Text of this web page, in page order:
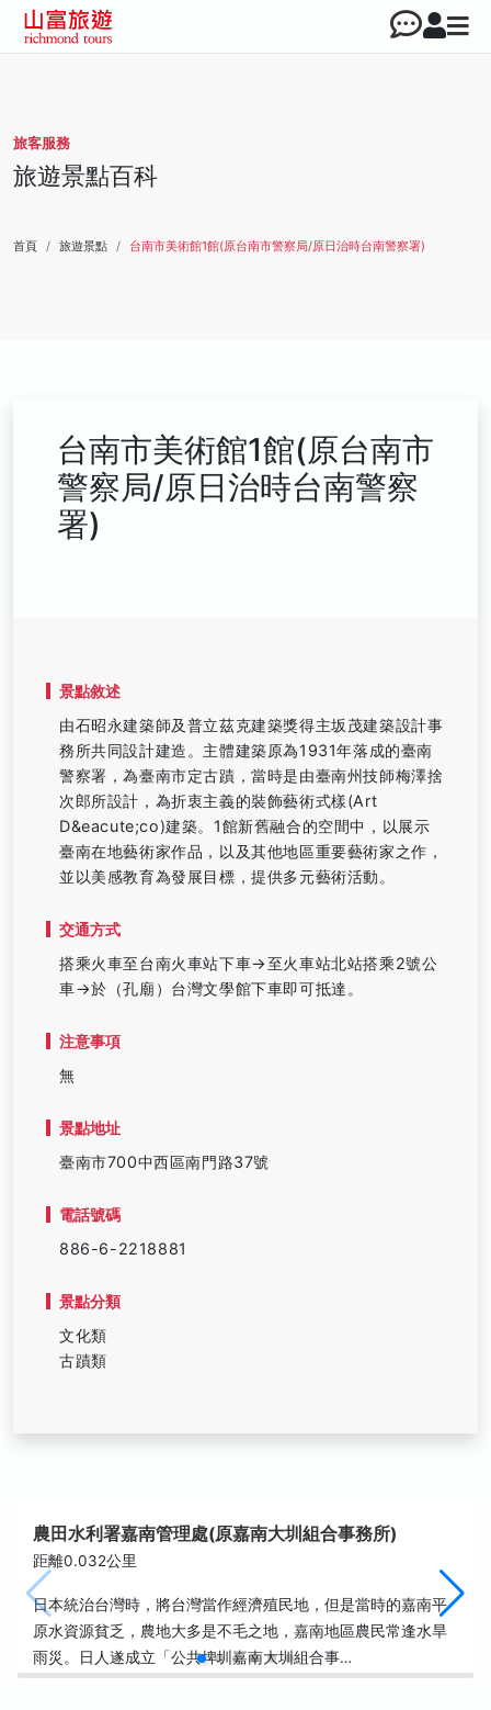
旅客服務
旅遊景點百科
首頁 旅遊景點 台南市美術館1館(原台南市警察局/原日治時台南警察署)
台南市美術館1館(原台南市
警察局/原日治時台南警察
署)
景點敘述
由石昭永建築師及普立茲克建築獎得主坂茂建築設計事
務所共同設計建造。主體建築原為1931年落成的臺南
警察署，為臺南市定古蹟，當時是由臺南州技師梅澤捨
次郎所設計，為折衷主義的裝飾藝術式樣(Art
D&eacute;co)建築。1館新舊融合的空間中，以展示
臺南在地藝術家作品，以及其他地區重要藝術家之作，
並以美感教育為發展目標，提供多元藝術活動。
交通方式
搭乘火車至台南火車站下車→至火車站北站搭乘2號公
車→於（孔廟）台灣文學館下車即可抵達。
注意事項
無
景點地址
臺南市700中西區南門路37號
電話號碼
886-6-2218881
景點分類
文化類
古蹟類
農田水利署嘉南管理處(原嘉南大圳組合事務所)
距離0.032公里
日本統治台灣時，將台灣當作經濟殖民地，但是當時的嘉南平
原水資源貧乏，農地大多是不毛之地，嘉南地區農民常逢水旱
雨災。日人遂成立「公共埤圳嘉南大圳組合事…